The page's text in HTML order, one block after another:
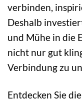
verbinden,
Deshalb
und Mühe in die
nicht nur gut
Verbindung zu
Entdecken Sie